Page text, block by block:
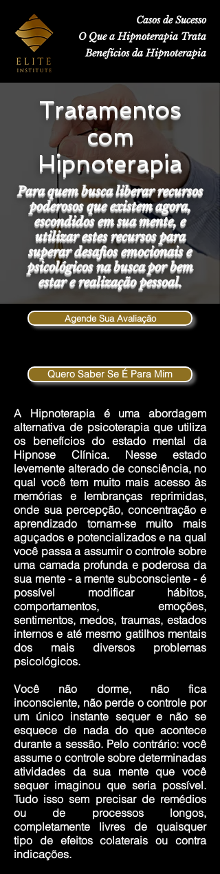
Casos de Sucesso
O Que a Hipnoterapia Trata
Benefícios da Hipnoterapia
Tratamentos
com
Hipnoterapia
Para quem busca liberar recursos
poderosos que existem agora,
escondidos em sua mente, e
utilizar estes recursos para
superar desafios emocionais e
psicológicos na busca por bem
estar e realização pessoal.
Agende Sua Avaliação
Quero Saber Se É Para Mim
A Hipnoterapia é uma abordagem
alternativa de psicoterapia que utiliza
os benefícios do estado mental da
Hipnose Clínica. Nesse estado
levemente alterado de consciência, no
qual você tem muito mais acesso às
memórias e lembranças reprimidas,
onde sua percepção, concentração e
aprendizado tornam-se muito mais
aguçados e potencializados e na qual
você passa a assumir o controle sobre
uma camada profunda e poderosa da
sua mente - a mente subconsciente - é
possível modificar hábitos,
comportamentos, emoções,
sentimentos, medos, traumas, estados
internos e até mesmo gatilhos mentais
dos mais diversos problemas
psicológicos.
Você não dorme, não fica
inconsciente, não perde o controle por
um único instante sequer e não se
esquece de nada do que acontece
durante a sessão. Pelo contrário: você
assume o controle sobre determinadas
atividades da sua mente que você
sequer imaginou que seria possível.
Tudo isso sem precisar de remédios
ou de processos longos,
completamente livres de quaisquer
tipo de efeitos colaterais ou contra
indicações.